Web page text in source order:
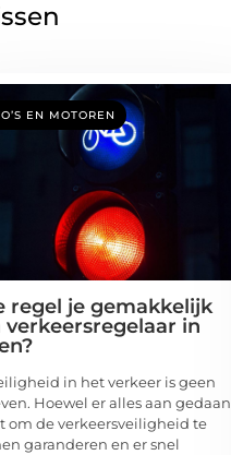
EN MOTOREN
regel je gemakkelijk
verkeersregelaar in
in het verkeer is geen
Hoewel er alles aan gedaan
om de verkeersveiligheid te
garanderen en er snel